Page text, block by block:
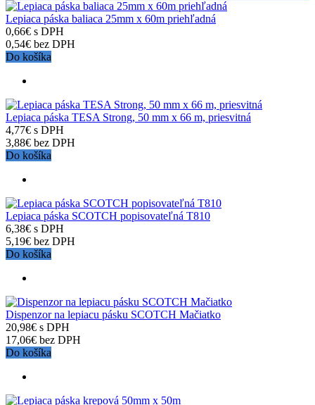
Lepiaca páska baliaca 25mm x 60m priehľadná
0,66€ s DPH
0,54€ bez DPH
Do košíka
Lepiaca páska TESA Strong, 50 mm x 66 m, priesvitná
4,77€ s DPH
3,88€ bez DPH
Do košíka
Lepiaca páska SCOTCH popisovateľná T810
6,38€ s DPH
5,19€ bez DPH
Do košíka
Dispenzor na lepiacu pásku SCOTCH Mačiatko
20,98€ s DPH
17,06€ bez DPH
Do košíka